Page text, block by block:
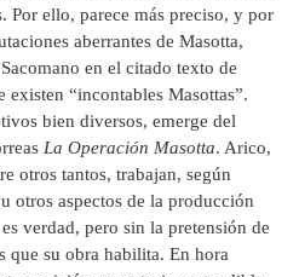
Por ello, parece más preciso, y por
aberrantes de Masotta,
en el citado texto de
existen “incontables Masottas”.
bien diversos, emerge del
La Operación Masotta. Arico,
otros tantos, trabajan, según
otros aspectos de la producción
verdad, pero sin la pretensión de
que su obra habilita. En hora